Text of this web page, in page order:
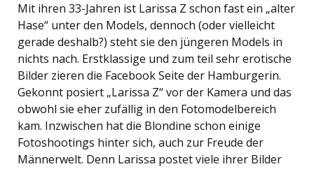
Mit ihren 33-Jahren ist Larissa Z schon fast ein „alter
Hase“ unter den Models, dennoch (oder vielleicht
gerade deshalb?) steht sie den jüngeren Models in
nichts nach. Erstklassige und zum teil sehr erotische
Bilder zieren die Facebook Seite der Hamburgerin.
Gekonnt posiert „Larissa Z“ vor der Kamera und das
obwohl sie eher zufällig in den Fotomodelbereich
kam. Inzwischen hat die Blondine schon einige
Fotoshootings hinter sich, auch zur Freude der
Männerwelt. Denn Larissa postet viele ihrer Bilder